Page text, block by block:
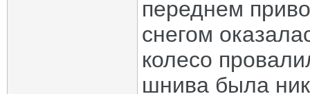
переднем
снегом
колесо
шнива была